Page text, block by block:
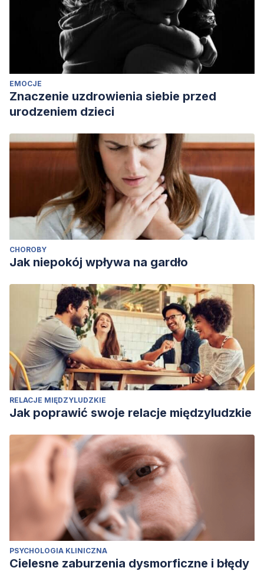
https://books.google.es/books?
Polster, E., & Polster, M. (1974).
Gestalt therapy integrated:
Contours of theory & practice
(Vol. 6). Vintage.
EMOCJE
Znaczenie uzdrowienia siebie przed
urodzeniem dzieci
CHOROBY
Jak niepokój wpływa na gardło
RELACJE MIĘDZYLUDZKIE
Jak poprawić swoje relacje międzyludzkie
PSYCHOLOGIA KLINICZNA
Cielesne zaburzenia dysmorficzne i błędy